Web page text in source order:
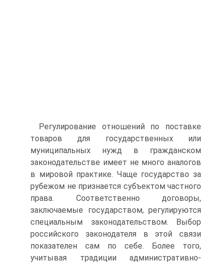
Регулирование отношений по поставке
товаров для государственных или
муниципальных нужд в гражданском
законодательстве имеет не много аналогов
в мировой практике. Чаще государство за
рубежом не признается субъектом частного
права. Соответственно договоры,
заключаемые государством, регулируются
специальным законодательством. Выбор
российского законодателя в этой связи
показателен сам по себе. Более того,
учитывая традиции административно-